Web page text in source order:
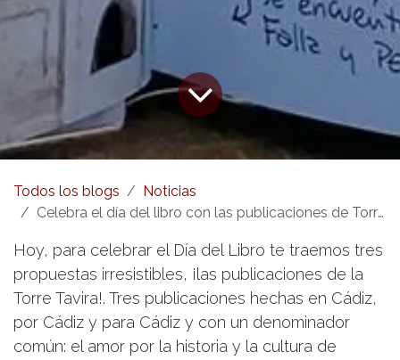
Todos los blogs
Noticias
Celebra el día del libro con las publicaciones de Torre Tavira
Hoy, para celebrar el Día del Libro te traemos tres
propuestas irresistibles, ¡las publicaciones de la
Torre Tavira!. Tres publicaciones hechas en Cádiz,
por Cádiz y para Cádiz y con un denominador
común: el amor por la historia y la cultura de